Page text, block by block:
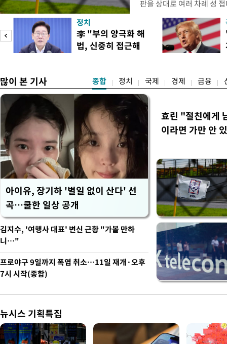
판을 상대로 여러 차례 성
구계에 따르면 국회의 한
년 국제심판 10여 명에게
축구협회는 외국인 심판과
수십만원에서 많게는 100
정치
李 "부의 양극화 해
법, 신중히 접근해
많이 본 기사 종합 정치 국제 경제 금융
아이유, 장기하 '별일 없이 산다' 선
곡…쿨한 일상 공개
효린 "절친에게
이라면 가만 안
김지수, '여행사 대표' 변신 근황 "가볼 만하
니…"
프로야구 9일까지 폭염 취소…11일 재개·오후
7시 시작(종합)
뉴시스 기획특집